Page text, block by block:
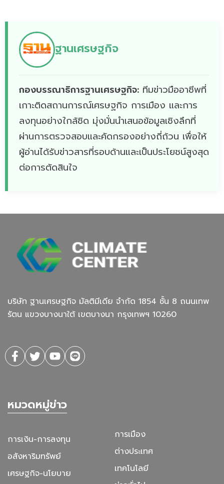
ฐานเศรษฐกิจ
กองบรรณาธิการฐานเศรษฐกิจ: ทีมข่าวมืออาชีพที่
เกาะติดสถานการณ์เศรษฐกิจ การเมือง และการ
ลงทุนอย่างใกล้ชิด มุ่งมั่นนำเสนอข้อมูลเชิงลึกที่
ผ่านการตรวจสอบและคัดกรองอย่างถี่ถ้วน เพื่อให้
ผู้อ่านได้รับข่าวสารที่รอบด้านและเป็นประโยชน์สูงสุด
ต่อการตัดสินใจ
บริษัท ฐานเศรษฐกิจ มัลติมีเดีย จํากัด 1854 ชั้น 8 ถนนเทพ
รัตน แขวงบางนาใต้ เขตบางนา กรุงเทพฯ 10260
หมวดหมู่ข่าว
การเงิน-การลงทุน
อสังหาริมทรัพย์
เศรษฐกิจ-นโยบาย
การเมือง
ต่างประเทศ
เทคโนโลยี